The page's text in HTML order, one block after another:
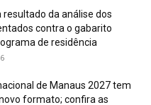
resultado da análise dos
contra o gabarito
de residência
de Manaus 2027 tem
formato; confira as